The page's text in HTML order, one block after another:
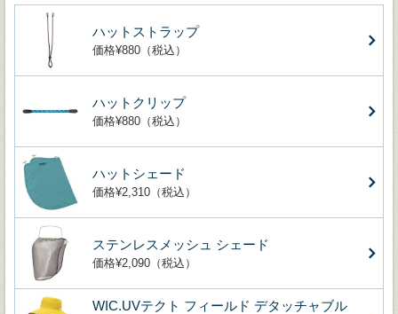
ハットストラップ
価格¥880（税込）
ハットクリップ
価格¥880（税込）
ハットシェード
価格¥2,310（税込）
ステンレスメッシュ シェード
価格¥2,090（税込）
WIC.UVテクト フィールド デタッチャブル